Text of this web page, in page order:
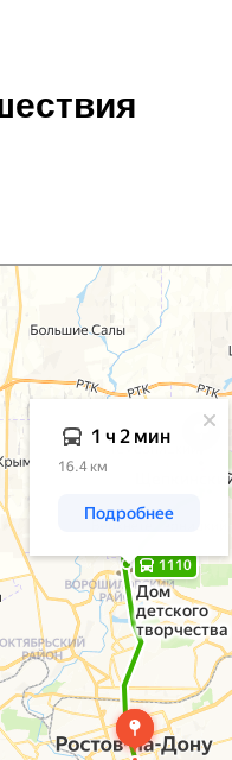
как доехать на автомобиле,
– Яндекс Карты